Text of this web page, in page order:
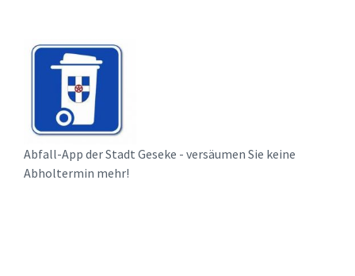
Abfall-App der Stadt Geseke - versäumen Sie keine
Abholtermin mehr!